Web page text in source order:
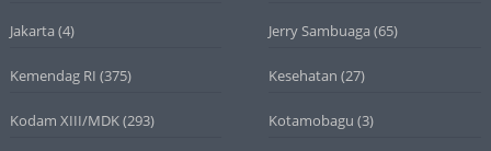
Jakarta (4) Jerry Sambuaga (65)
Kemendag RI (375) Kesehatan (27)
Kodam XIII/MDK(293) Kotamobagu (3)